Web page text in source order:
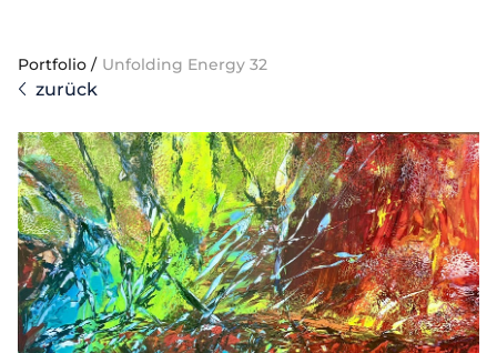
Portfolio / Unfolding Energy 32
zurück